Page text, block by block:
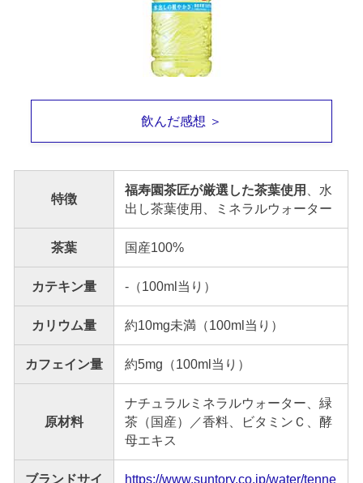
飲んだ感想 ＞
特徴
福寿園茶匠が厳選した茶葉使用 、水
出し茶葉使用、ミネラルウォーター
茶葉 国産100%
カテキン量 -（100ml当り）
カリウム量 約10mg未満（100ml当り）
カフェイン量 約5mg（100ml当り）
原材料
ナチュラルミネラルウォーター、緑
茶（国産）／香料、ビタミンＣ、酵
母エキス
ブランドサイ
https://www.suntory.co.jp/water/tenne